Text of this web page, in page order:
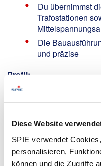
Diese Website
SPIE verwendet
personalisieren,
können und die Zugriffe
Du übernimmst
Trafostationen
Die
und präzise
Profil:
(z.B. Elektriker /
Qualifikation
Gerne auch
mit dem
am Erlernen